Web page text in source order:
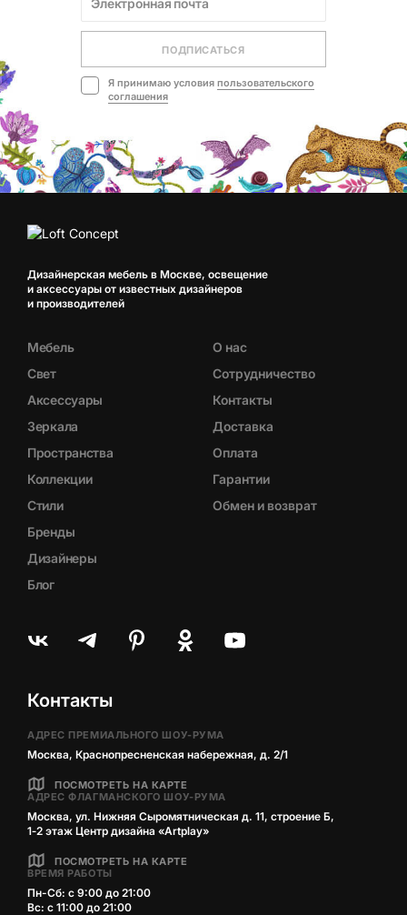
ПОДПИСАТЬСЯ
Я принимаю условия пользовательского
соглашения
Дизайнерская мебель в Москве, освещение
и аксессуары от известных дизайнеров
и производителей
Мебель
Свет
Аксессуары
Зеркала
Пространства
Коллекции
Стили
Бренды
Дизайнеры
Блог
О нас
Сотрудничество
Контакты
Доставка
Оплата
Гарантии
Обмен и возврат
Контакты
АДРЕС ПРЕМИАЛЬНОГО ШОУ-РУМА
Москва, Краснопресненская набережная, д. 2/1
ПОСМОТРЕТЬ НА КАРТЕ
АДРЕС ФЛАГМАНСКОГО ШОУ-РУМА
Москва, ул. Нижняя Сыромятническая д. 11, строение Б,
1‑2 этаж Центр дизайна «Artplay»
ПОСМОТРЕТЬ НА КАРТЕ
ВРЕМЯ РАБОТЫ
Пн-Сб: с 9:00 до 21:00
Вс: с 11:00 до 21:00